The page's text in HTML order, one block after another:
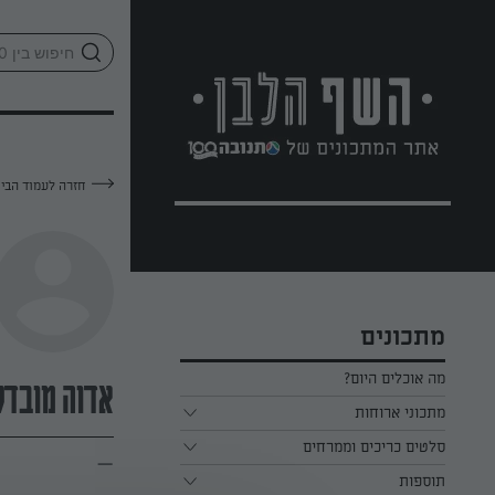
מתכונים
מה אוכלים היום?
מתכוני ארוחות
ארוחת בוקר
ארוחת צהריים
סלטים כריכים וממרחים
כל הסלטים כריכים וממרחים
תוספות
חזרה לעמוד
אדוה
—